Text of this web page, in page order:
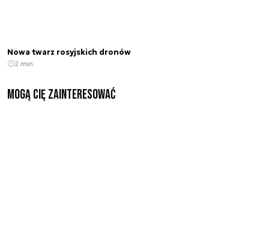
Nowa twarz rosyjskich dronów
2 min.
Mogą Cię zainteresować